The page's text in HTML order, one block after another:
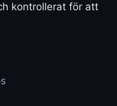
kontrollerat för att